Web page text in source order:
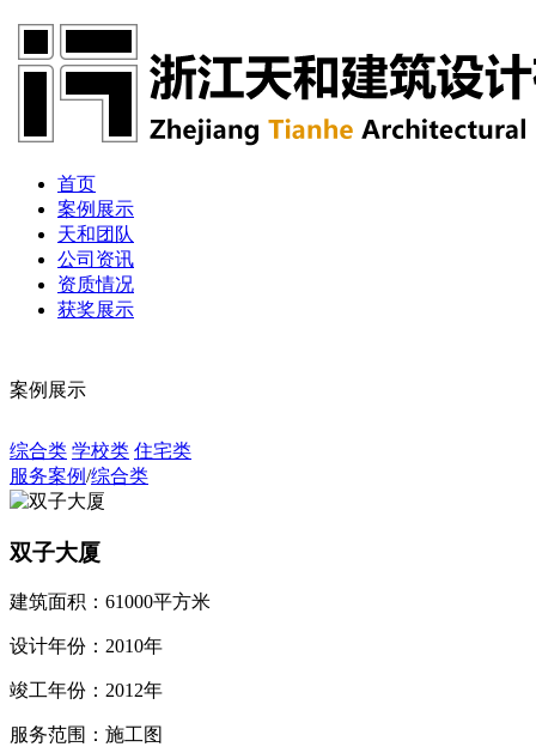
首页
案例展示
天和团队
公司资讯
资质情况
获奖展示
案例展示
综合类 学校类 住宅类
服务案例/综合类
双子大厦
建筑面积：61000平方米
设计年份：2010年
竣工年份：2012年
服务范围：施工图